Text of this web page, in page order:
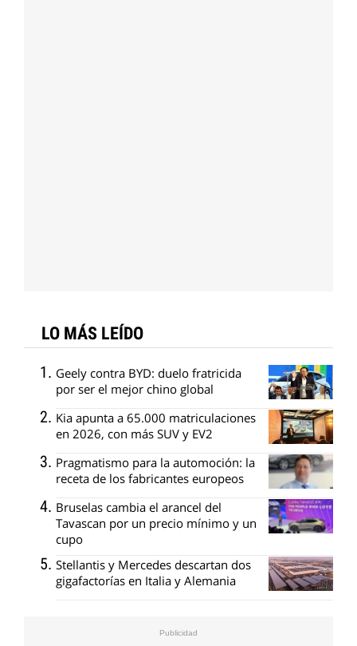
LO MÁS LEÍDO
Geely contra BYD: duelo fratricida
por ser el mejor chino global
Kia apunta a 65.000 matriculaciones
en 2026, con más SUV y EV2
Pragmatismo para la automoción: la
receta de los fabricantes europeos
Bruselas cambia el arancel del
Tavascan por un precio mínimo y un
cupo
Stellantis y Mercedes descartan dos
gigafactorías en Italia y Alemania